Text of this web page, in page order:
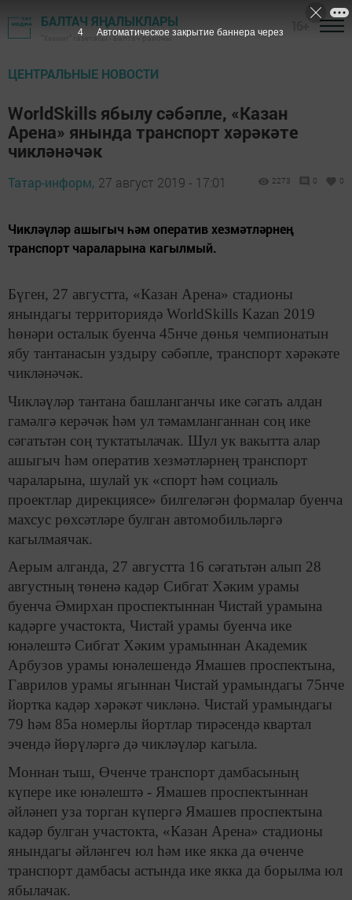
БАЛТАЧ ЯҢАЛЫКЛАРЫ
"Хезмәт" газетасы - Балтач районы
ЦЕНТРАЛЬНЫЕ НОВОСТИ
WorldSkills ябылу сәбәпле, «Казан
Арена» янында транспорт хәрәкәте
чикләнәчәк
Татар-информ, 27 август 2019 - 17:01 2273 0 0
Чикләүләр ашыгыч һәм оператив хезмәтләрнең
транспорт чараларына кагылмый.
Бүген, 27 августта, «Казан Арена» стадионы
янындагы территориядә WorldSkills Kazan 2019
һөнәри осталык буенча 45нче дөнья чемпионатын
ябу тантанасын уздыру сәбәпле, транспорт хәрәкәте
чикләнәчәк.
Чикләүләр тантана башланганчы ике сәгать алдан
гамәлгә керәчәк һәм ул тәмамланганнан соң ике
сәгатьтән соң туктатылачак. Шул ук вакытта алар
ашыгыч һәм оператив хезмәтләрнең транспорт
чараларына, шулай ук «спорт һәм социаль
проектлар дирекциясе» билгеләгән формалар буенча
махсус рөхсәтләре булган автомобильләргә
кагылмаячак.
Аерым алганда, 27 августта 16 сәгатьтән алып 28
августның төненә кадәр Сибгат Хәким урамы
буенча Әмирхан проспектыннан Чистай урамына
кадәрге участокта, Чистай урамы буенча ике
юнәлештә Сибгат Хәким урамыннан Академик
Арбузов урамы юнәлешендә Ямашев проспектына,
Гаврилов урамы ягыннан Чистай урамындагы 75нче
йортка кадәр хәрәкәт чикләнә. Чистай урамындагы
79 һәм 85а номерлы йортлар тирәсендә квартал
эчендә йөрүләргә дә чикләүләр кагыла.
Моннан тыш, Өченче транспорт дамбасының
күпере ике юнәлештә - Ямашев проспектыннан
әйләнеп уза торган күпергә Ямашев проспектына
кадәр булган участокта, «Казан Арена» стадионы
янындагы әйләнгеч юл һәм ике якка да өченче
транспорт дамбасы астында ике якка да борылма юл
ябылачак.
3 Автоматическое закрытие баннера через